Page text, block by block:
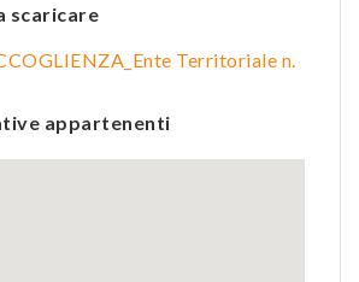
scaricare
Territoriale n.
appartenenti